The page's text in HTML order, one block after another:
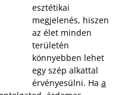
esztétikai
megjelenés, hiszen
az élet minden
területén
könnyebben lehet
egy szép alkattal
érvényesülni. Ha a